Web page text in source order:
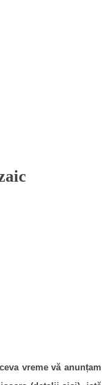
vreme vă anunțam